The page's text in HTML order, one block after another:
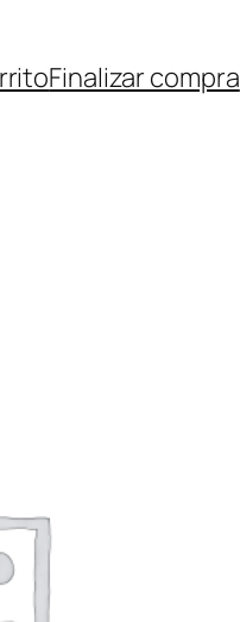
Finalizar compra